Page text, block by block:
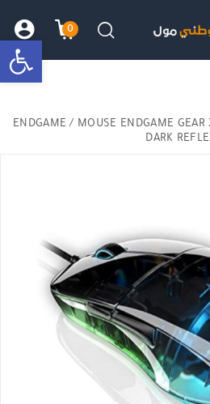
ليصلك كل جديد ؟
0
עגלתחיפוש
ENDGAME/ MOUSE ENDGAME GEAR
DARK